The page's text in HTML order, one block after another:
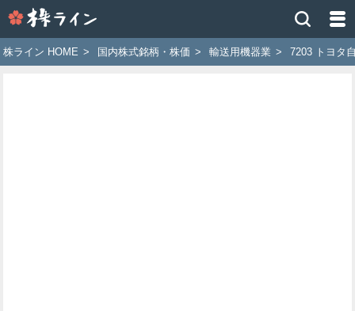
イ
ン
株ライン HOME > 国内株式銘柄・株価 > 輸送用機器業 > 7203 トヨタ